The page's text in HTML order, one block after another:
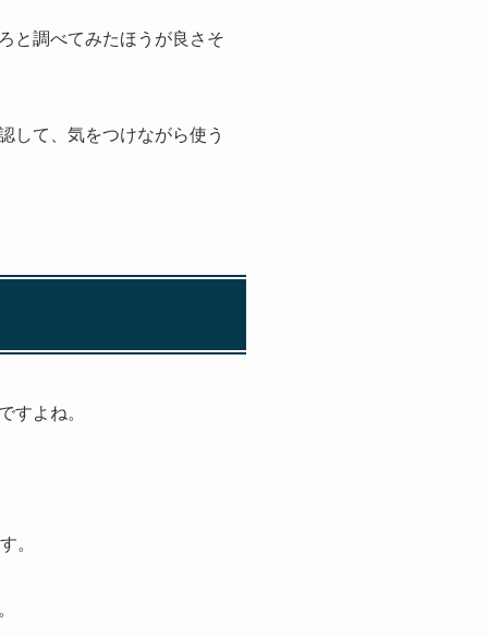
と調べてみたほうが良さそ
して、気をつけながら使う
すよね。
。